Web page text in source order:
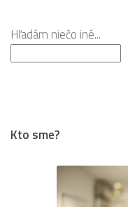
Hľadám niečo iné...
Kto sme?